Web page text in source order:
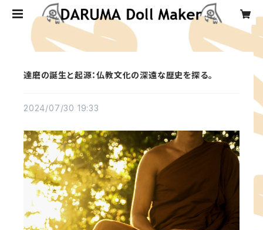
達磨の誕生と起源：仏教文化の深遠な歴史を探る。
2024/07/30 19:33